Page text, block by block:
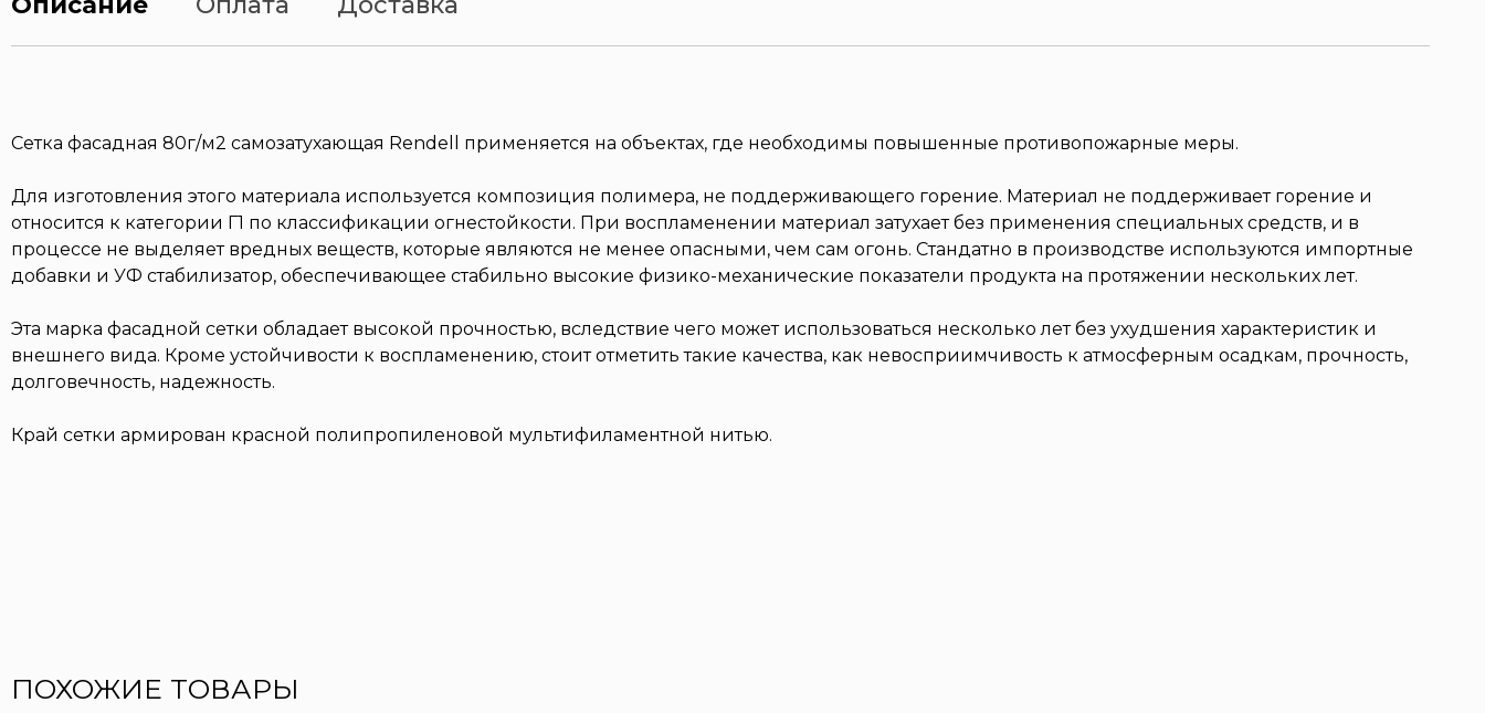
Сетка фасадная 80г/м2 самозатухающая Rendell применяется на объектах, где необходимы повышенные противопожарные меры.
Для изготовления этого материала используется композиция полимера, не поддерживающего горение. Материал не поддерживает горение и
относится к категории Г1 по классификации огнестойкости. При воспламенении материал затухает без применения специальных средств, и в
процессе не выделяет вредных веществ, которые являются не менее опасными, чем сам огонь. Стандатно в производстве используются импортные
добавки и УФ стабилизатор, обеспечивающее стабильно высокие физико-механические показатели продукта на протяжении нескольких лет.
Эта марка фасадной сетки обладает высокой прочностью, вследствие чего может использоваться несколько лет без ухудшения характеристик и
внешнего вида. Кроме устойчивости к воспламенению, стоит отметить такие качества, как невосприимчивость к атмосферным осадкам, прочность,
долговечность, надежность.
Край сетки армирован красной полипропиленовой мультифиламентной нитью.
ПОХОЖИЕ ТОВАРЫ